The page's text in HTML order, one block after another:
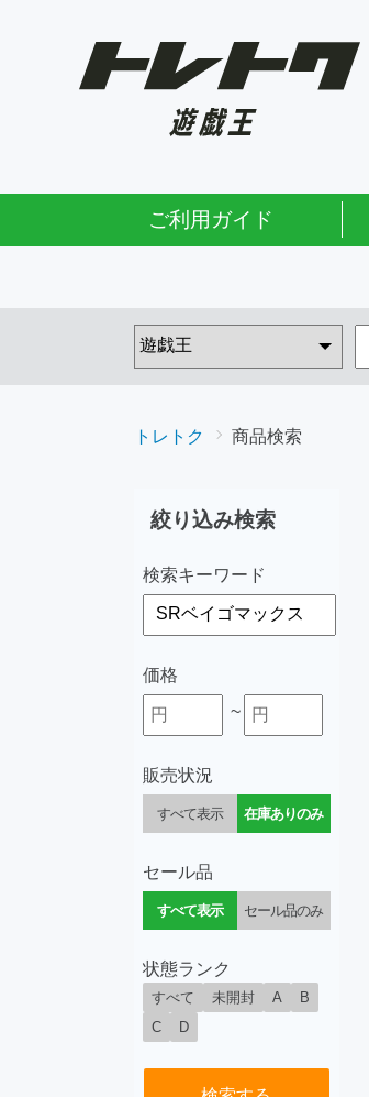
ご利用ガイド
トレトク 商品検索
絞り込み検索
検索キーワード
価格
~
販売状況
すべて表示 在庫ありのみ
セール品
すべて表示 セール品のみ
状態ランク
すべて 未開封 A
B
C
D